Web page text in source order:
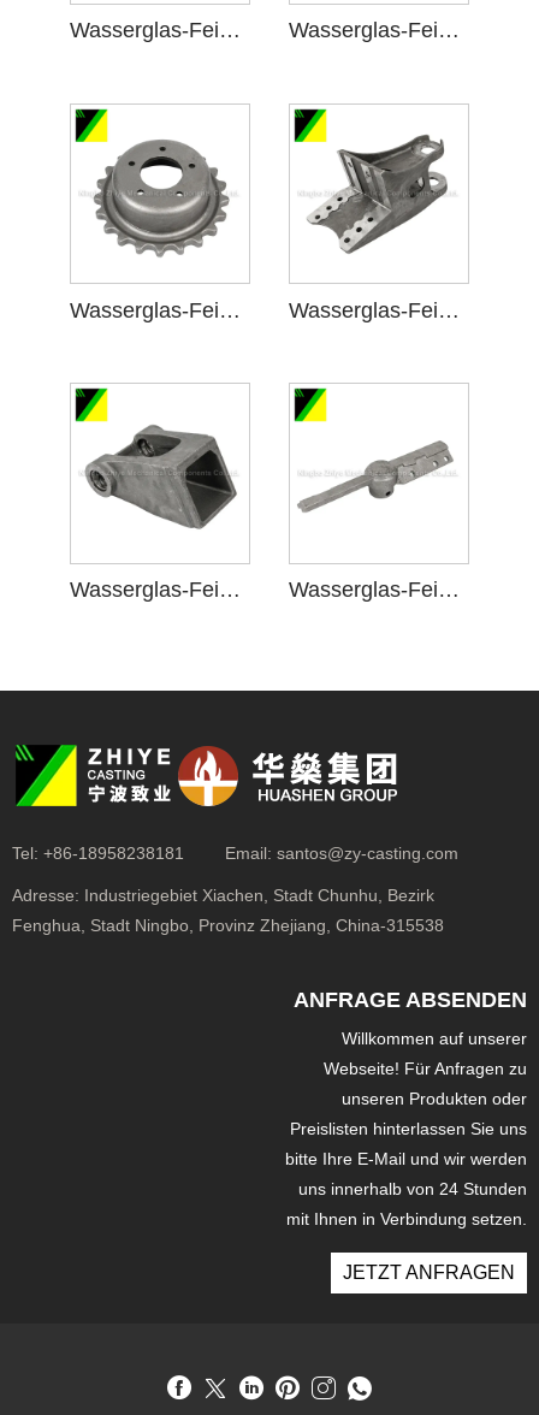
Wasserglas-Feinguss für Bergbaumaschinen Wasserglas-Feinguss in Bergbaumaschinen
Wasserglas-Feinguss für Kettenrad Wasserglas-Feinguss für Halterungsteile
Wasserglas-Feinguss für Halterungszubehör Wasserglas-Feinguss für die Halterungsmontage
Tel: +86-18958238181 Email: santos@zy-casting.com
Adresse: Industriegebiet Xiachen, Stadt Chunhu, Bezirk
Fenghua, Stadt Ningbo, Provinz Zhejiang, China-315538
ANFRAGE ABSENDEN
Willkommen auf unserer
Webseite! Für Anfragen zu
unseren Produkten oder
Preislisten hinterlassen Sie uns
bitte Ihre E-Mail und wir werden
uns innerhalb von 24 Stunden
mit Ihnen in Verbindung setzen.
JETZT ANFRAGEN